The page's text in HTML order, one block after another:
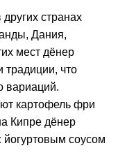
странах
Дания,
мест дёнер
традиции, что
вариаций.
картофель фри
Кипре дёнер
йогуртовым соусом